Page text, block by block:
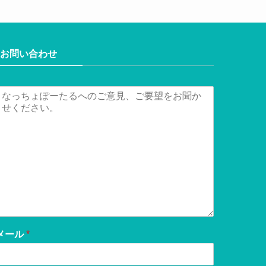
お問い合わせ
ール*